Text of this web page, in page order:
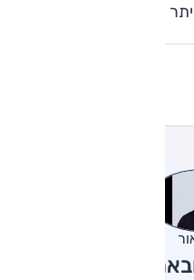
של המתלים במצבים
אאוטבק?